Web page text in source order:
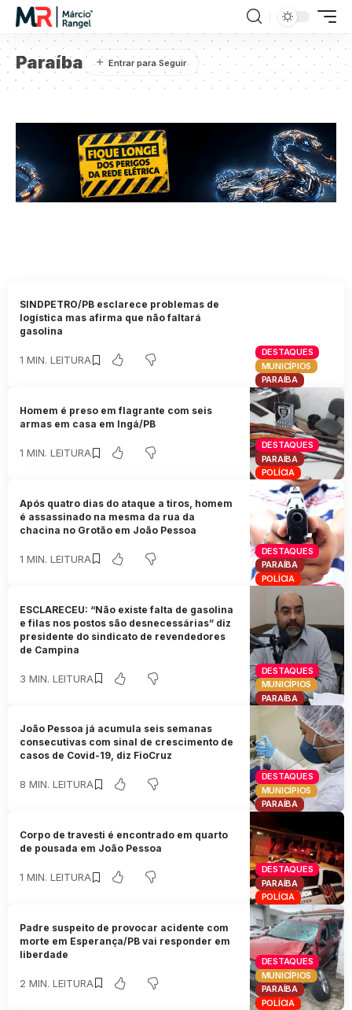
Paraíba
DESTAQUES
MUNICÍPIOS
PARAÍBA
SINDPETRO/PB esclarece problemas de
logística mas afirma que não faltará
gasolina
1 MIN. LEITURA
DESTAQUES
PARAÍBA
POLÍCIA
Homem é preso em flagrante com seis
armas em casa em Ingá/PB
1 MIN. LEITURA
DESTAQUES
PARAÍBA
POLÍCIA
Após quatro dias do ataque a tiros, homem
é assassinado na mesma da rua da
chacina no Grotão em João Pessoa
1 MIN. LEITURA
DESTAQUES
MUNICÍPIOS
PARAÍBA
ESCLARECEU: “Não existe falta de gasolina
e filas nos postos são desnecessárias” diz
presidente do sindicato de revendedores
de Campina
3 MIN. LEITURA
DESTAQUES
MUNICÍPIOS
PARAÍBA
João Pessoa já acumula seis semanas
consecutivas com sinal de crescimento de
casos de Covid-19, diz FioCruz
8 MIN. LEITURA
DESTAQUES
PARAÍBA
POLÍCIA
Corpo de travesti é encontrado em quarto
de pousada em João Pessoa
1 MIN. LEITURA
DESTAQUES
MUNICÍPIOS
PARAÍBA
POLÍCIA
Padre suspeito de provocar acidente com
morte em Esperança/PB vai responder em
liberdade
2 MIN. LEITURA